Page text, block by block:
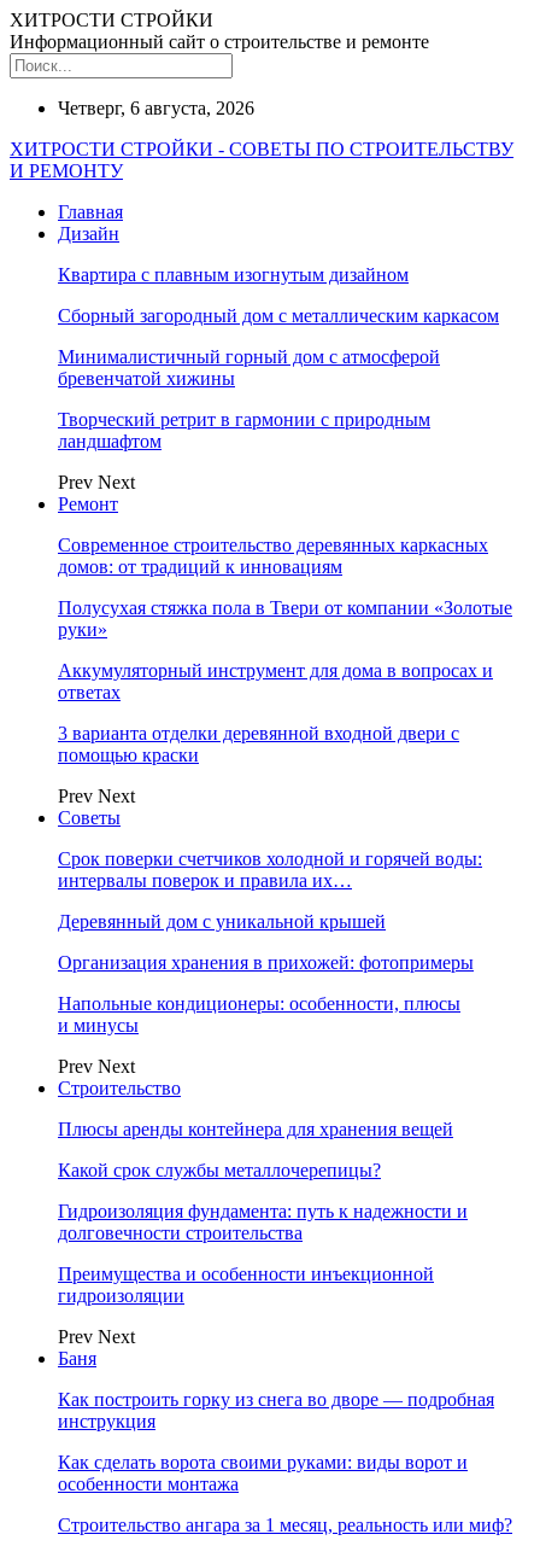
ХИТРОСТИ СТРОЙКИ
Информационный сайт о строительстве и ремонте
Четверг, 6 августа, 2026
ХИТРОСТИ СТРОЙКИ - СОВЕТЫ ПО СТРОИТЕЛЬСТВУ
И РЕМОНТУ
Главная
Дизайн
Квартира с плавным изогнутым дизайном
Сборный загородный дом с металлическим каркасом
Минималистичный горный дом с атмосферой
бревенчатой хижины
Творческий ретрит в гармонии с природным
ландшафтом
Prev Next
Ремонт
Современное строительство деревянных каркасных
домов: от традиций к инновациям
Полусухая стяжка пола в Твери от компании «Золотые
руки»
Аккумуляторный инструмент для дома в вопросах и
ответах
3 варианта отделки деревянной входной двери с
помощью краски
Prev Next
Советы
Срок поверки счетчиков холодной и горячей воды:
интервалы поверок и правила их…
Деревянный дом с уникальной крышей
Организация хранения в прихожей: фотопримеры
Напольные кондиционеры: особенности, плюсы
и минусы
Prev Next
Строительство
Плюсы аренды контейнера для хранения вещей
Какой срок службы металлочерепицы?
Гидроизоляция фундамента: путь к надежности и
долговечности строительства
Преимущества и особенности инъекционной
гидроизоляции
Prev Next
Баня
Как построить горку из снега во дворе — подробная
инструкция
Как сделать ворота своими руками: виды ворот и
особенности монтажа
Строительство ангара за 1 месяц, реальность или миф?